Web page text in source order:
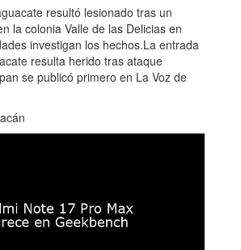
resultó lesionado tras un
la colonia Valle de las Delicias en
investigan los hechos.La entrada
resulta herido tras ataque
se publicó primero en La Voz de